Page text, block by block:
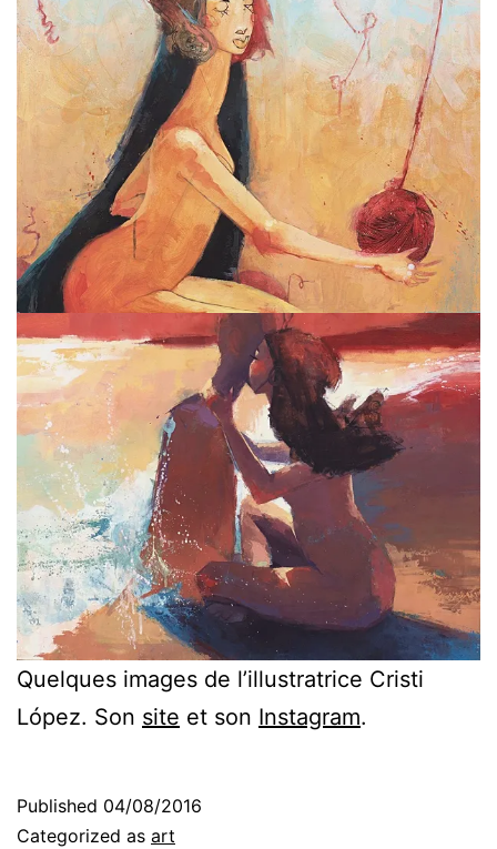
Quelques images de l’illustratrice Cristi
López. Son site et son Instagram.
Published 04/08/2016
Categorized as art